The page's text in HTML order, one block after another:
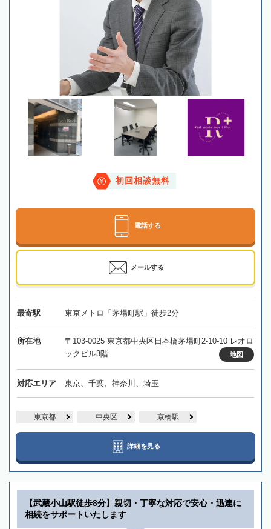
初回相談無料
電話する
メールする
最寄駅 東京メトロ「茅場町駅」徒歩2分
所在地
〒103-0025 東京都中央区日本橋茅場町2-10-10 レオロ
ックビル3階
地図
対応エリア 東京、千葉、神奈川、埼玉
東京都 中央区 京橋駅
詳細を見る
【武蔵小山駅徒歩8分】親切・丁寧な対応で安心・迅速に
相続をサポートいたします